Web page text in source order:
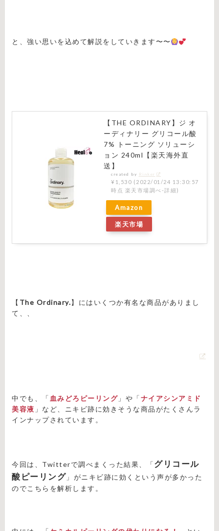
と、強い思いを込めて解説をしていきます〜〜
【THE ORDINARY】ジ オ
ーディナリー グリコール酸
7% トーニング ソリューシ
ョン 240ml【楽天海外直
送】
created by Rinker
¥1,530 (2022/01/24 13:30:57
時点 楽天市場調べ-詳細)
Amazon
楽天市場
【 The Ordinary.】にはいくつか有名な商品がありまし
て、、
中でも、「 血みどろピーリング 」や「 ナイアシンアミド
美容液 」など、ニキビ跡に効きそうな商品がたくさんラ
インナップされています。
今回は、Twitterで調べまくった結果、「 グリコール
酸ピーリング 」がニキビ跡に効くという声が多かった
のでこちらを解析します。